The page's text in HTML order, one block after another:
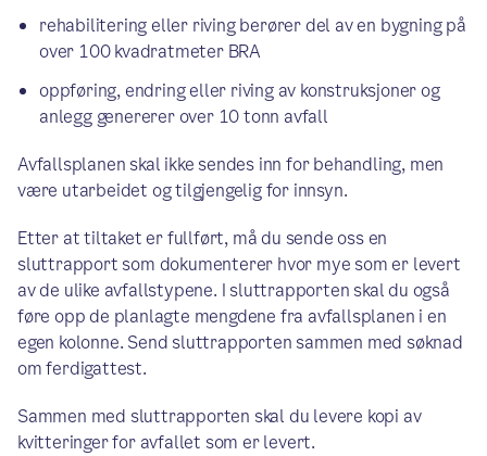
rehabilitering eller riving berører del av en bygning på
over 100 kvadratmeter BRA
oppføring, endring eller riving av konstruksjoner og
anlegg genererer over 10 tonn avfall
Avfallsplanen skal ikke sendes inn for behandling, men
være utarbeidet og tilgjengelig for innsyn.
Etter at tiltaket er fullført, må du sende oss en
sluttrapport som dokumenterer hvor mye som er levert
av de ulike avfallstypene. I sluttrapporten skal du også
føre opp de planlagte mengdene fra avfallsplanen i en
egen kolonne. Send sluttrapporten sammen med søknad
om ferdigattest.
Sammen med sluttrapporten skal du levere kopi av
kvitteringer for avfallet som er levert.